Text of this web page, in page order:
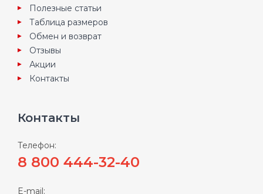
Полезные статьи
Таблица размеров
Обмен и возврат
Отзывы
Акции
Контакты
Контакты
Телефон:
8 800 444-32-40
E-mail: